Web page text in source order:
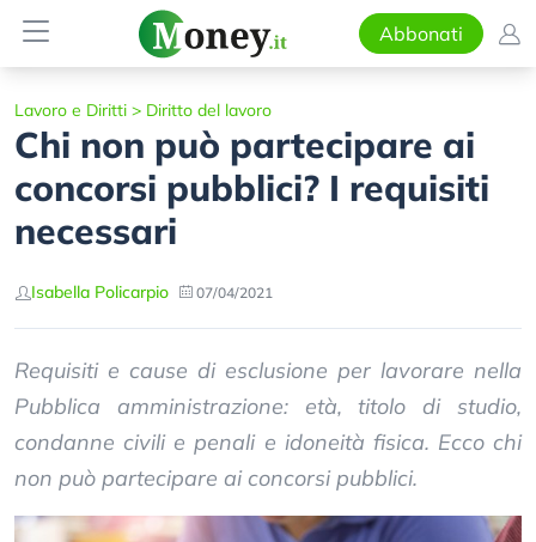
Abbonati
Lavoro e Diritti > Diritto del lavoro
Chi non può partecipare ai
concorsi pubblici? I requisiti
necessari
Isabella Policarpio 07/04/2021
Requisiti e cause di esclusione per lavorare nella
Pubblica amministrazione: età, titolo di studio,
condanne civili e penali e idoneità fisica. Ecco chi
non può partecipare ai concorsi pubblici.